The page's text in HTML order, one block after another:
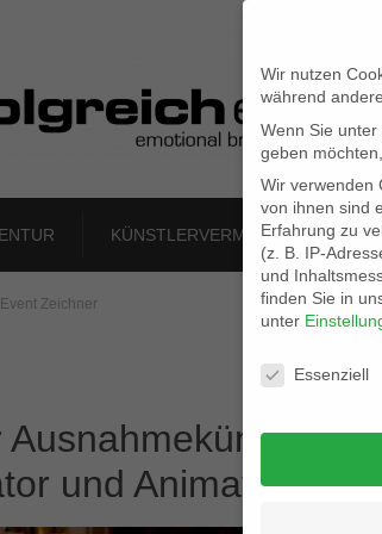
KÜNSTLERVERMITTLUNG
Zeichner
Ausnahmekünstler
und Animator…
Wir nutzen
während
Wenn Sie
geben
Wir verwenden
von ihnen sind
Erfahrung zu
(z. B. IP-
und
finden Sie in
unter
Essenziell